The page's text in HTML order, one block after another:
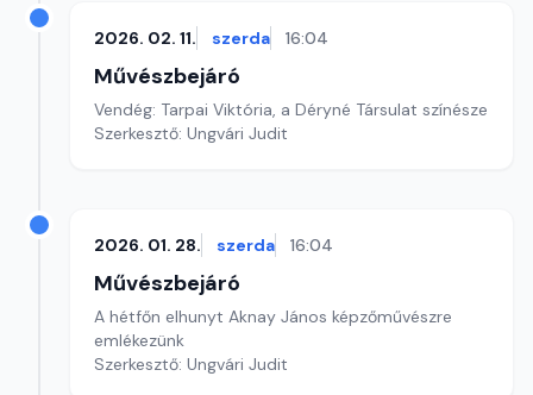
2026. 02. 11. szerda 16:04
Művészbejáró
Vendég: Tarpai Viktória, a Déryné Társulat színésze
Szerkesztő: Ungvári Judit
2026. 01. 28. szerda 16:04
Művészbejáró
A hétfőn elhunyt Aknay János képzőművészre
emlékezünk
Szerkesztő: Ungvári Judit